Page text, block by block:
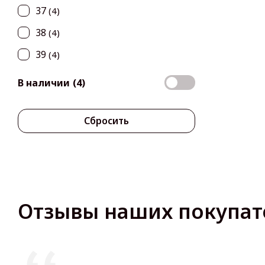
37 (4)
38 (4)
39 (4)
В наличии (4)
Сбросить
Отзывы наших